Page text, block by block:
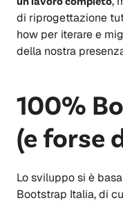
di riprogettazione
how per iterare e
della nostra
100%
(e forse
Lo sviluppo si è
Bootstrap Italia, di